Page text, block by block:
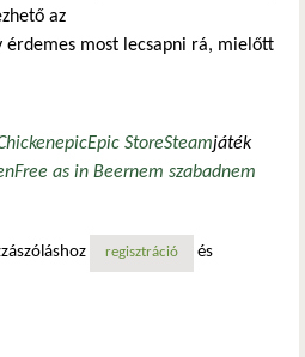
az
érdemes most lecsapni rá, mielőtt
epicEpic StoreSteamjáték
Free as in Beernem szabadnem
fried chicken – most ingyenes az epic
regisztráció és